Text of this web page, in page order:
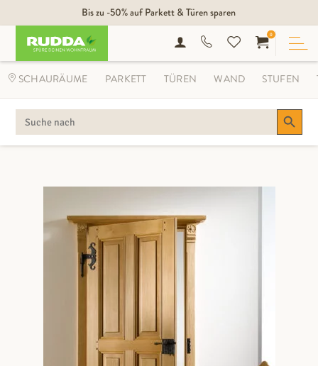
Bis zu -50% auf Parkett & Türen sparen
SEARCH
FOR:
Search Button
0
SCHAURÄUME PARKETT TÜREN WAND STUFEN